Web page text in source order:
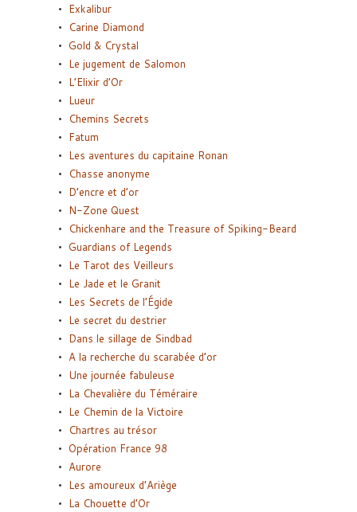
Exkalibur
Carine Diamond
Gold & Crystal
Le jugement de Salomon
L’Elixir d’Or
Lueur
Chemins Secrets
Fatum
Les aventures du capitaine Ronan
Chasse anonyme
D’encre et d’or
N-Zone Quest
Chickenhare and the Treasure of Spiking-Beard
Guardians of Legends
Le Tarot des Veilleurs
Le Jade et le Granit
Les Secrets de l’Égide
Le secret du destrier
Dans le sillage de Sindbad
A la recherche du scarabée d’or
Une journée fabuleuse
La Chevalière du Téméraire
Le Chemin de la Victoire
Chartres au trésor
Opération France 98
Aurore
Les amoureux d’Ariège
La Chouette d’Or